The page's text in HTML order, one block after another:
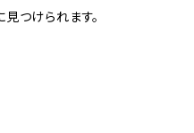
つけられます。